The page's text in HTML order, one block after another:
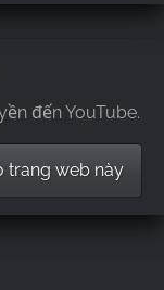
aus
sauber.es gibt
kleinen aber
Wunderbar
đến YouTube.
trang web này